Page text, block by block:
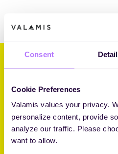
Consent
Cookie Preferences
Valamis values your privacy.
personalize content, provide
analyze our traffic. Please
want to allow.
Valamis.
yritysoppimisesta.
Core Challenger 2026 Fosway 9-
Brandon Hall Group™ Smartchoice®